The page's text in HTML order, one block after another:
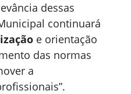
dessas
continuará
e orientação
das normas
a